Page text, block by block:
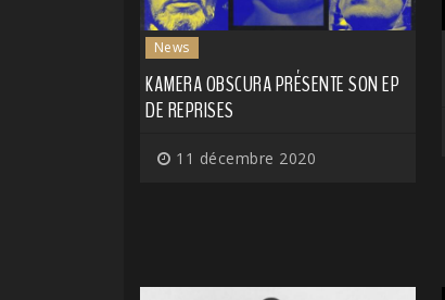
News
KAMERA OBSCURA PRÉSENTE SON EP
DE REPRISES
11 décembre 2020